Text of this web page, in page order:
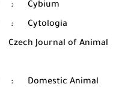
:
Cybium
:
Cytologia
Czech Journal of Animal
:
Domestic Animal